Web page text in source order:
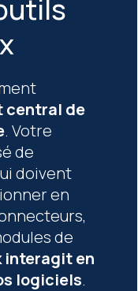
central de
. Votre
de
doivent
en
de
interagit en
logiciels.